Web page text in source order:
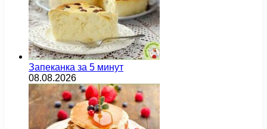
Запеканка за 5 минут
08.08.2026